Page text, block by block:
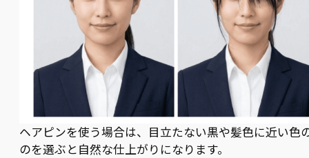
ヘアピンを使う場合は、目立たない黒や髪色に近い色
のを選ぶと自然な仕上がりになります。